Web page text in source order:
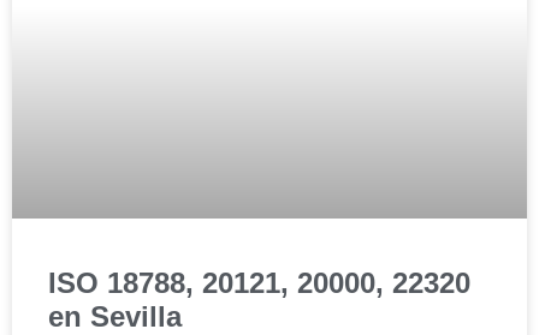
ISO 18788, 20121, 20000, 22320
en Sevilla